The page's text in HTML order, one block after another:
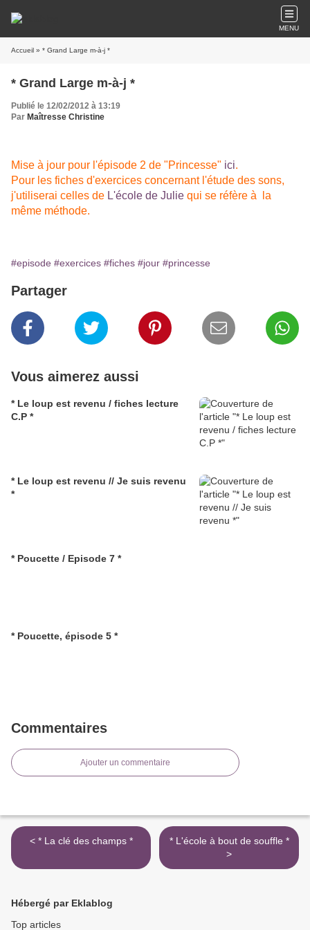
MENU
Accueil » * Grand Large m-à-j *
* Grand Large m-à-j *
Publié le 12/02/2012 à 13:19
Par Maîtresse Christine
Mise à jour pour l'épisode 2 de "Princesse" ici.
Pour les fiches d'exercices concernant l'étude des sons,
j'utiliserai celles de L'école de Julie qui se réfère à la
même méthode.
#episode #exercices #fiches #jour #princesse
Partager
Vous aimerez aussi
* Le loup est revenu / fiches lecture
C.P *
* Le loup est revenu // Je suis revenu
*
* Poucette / Episode 7 *
* Poucette, épisode 5 *
Commentaires
Ajouter un commentaire
< * La clé des champs *
* L'école à bout de souffle *
>
Hébergé par Eklablog
Top articles